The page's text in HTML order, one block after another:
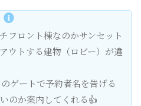
フロント棟なのかサンセット
ウトする建物（ロビー）が違
ゲートで予約者名を告げる
のか案内してくれる👍